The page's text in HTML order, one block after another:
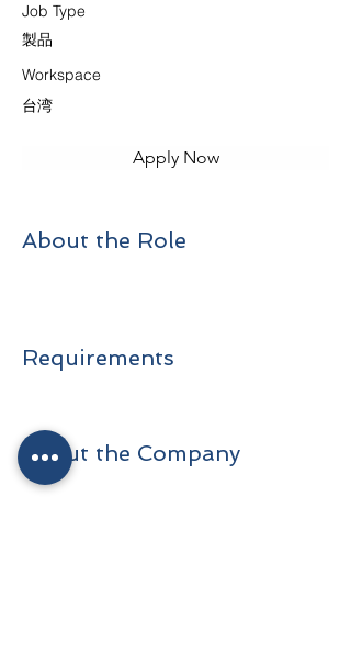
Job Type
製品
Workspace
台湾
Apply Now
About the Role
Requirements
About the Company